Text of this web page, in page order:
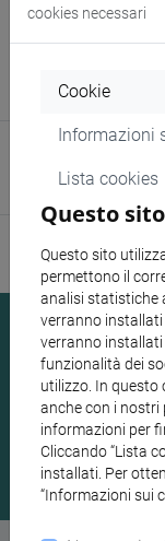
Edizioni Ca’ Foscari
Resta
cookies necessari
Cookie
Informazioni
Lista cookies
Questo
Questo sito
permettono il
analisi statistiche
verranno installati
verranno
funzionalità dei
utilizzo. In questo
anche con i nostri
informazioni per
Cliccando “Lista
installati. Per
“Informazioni sui